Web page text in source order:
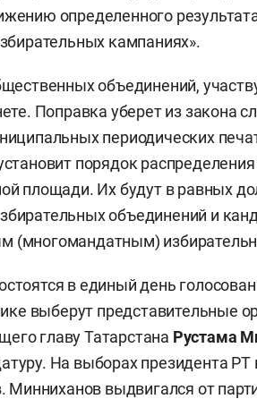
определенного
кампаниях».
объединений,
Поправка уберет из закона
периодических
порядок распределения
площади. Их будут в равных
объединений и
(многомандатным)
в единый день
выберут представительные
главу Татарстана Рустама
На выборах президента РТ
Минниханов выдвигался от